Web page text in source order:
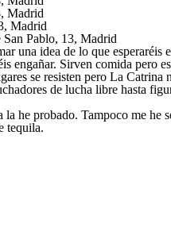
una idea de lo que
engañar. Sirven comida pero
se resisten pero La
de lucha libre hasta
he probado. Tampoco me
tequila.